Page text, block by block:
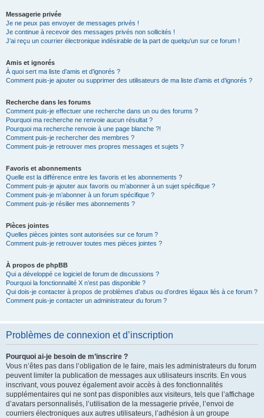
Messagerie privée
Je ne peux pas envoyer de messages privés !
Je continue à recevoir des messages privés non sollicités !
J’ai reçu un courrier électronique indésirable de la part de quelqu’un sur ce forum !
Amis et ignorés
À quoi sert ma liste d’amis et d’ignorés ?
Comment puis-je ajouter ou supprimer des utilisateurs de ma liste d’amis et d’ignorés ?
Recherche dans les forums
Comment puis-je effectuer une recherche dans un ou des forums ?
Pourquoi ma recherche ne renvoie aucun résultat ?
Pourquoi ma recherche renvoie à une page blanche ?!
Comment puis-je rechercher des membres ?
Comment puis-je retrouver mes propres messages et sujets ?
Favoris et abonnements
Quelle est la différence entre les favoris et les abonnements ?
Comment puis-je ajouter aux favoris ou m’abonner à un sujet spécifique ?
Comment puis-je m’abonner à un forum spécifique ?
Comment puis-je résilier mes abonnements ?
Pièces jointes
Quelles pièces jointes sont autorisées sur ce forum ?
Comment puis-je retrouver toutes mes pièces jointes ?
À propos de phpBB
Qui a développé ce logiciel de forum de discussions ?
Pourquoi la fonctionnalité X n’est pas disponible ?
Qui dois-je contacter à propos de problèmes d’abus ou d’ordres légaux liés à ce forum ?
Comment puis-je contacter un administrateur du forum ?
Problèmes de connexion et d’inscription
Pourquoi ai-je besoin de m’inscrire ?
Vous n’êtes pas dans l’obligation de le faire, mais les administrateurs du forum
peuvent limiter la publication de messages aux utilisateurs inscrits. En vous
inscrivant, vous pouvez également avoir accès à des fonctionnalités
supplémentaires qui ne sont pas disponibles aux visiteurs, tels que l’affichage
d’avatars personnalisés, l’utilisation de la messagerie privée, l’envoi de
courriers électroniques aux autres utilisateurs, l’adhésion à un groupe